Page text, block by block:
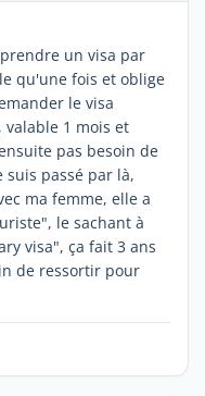
un visa par
qu'une fois et oblige
le visa
1 mois et
pas besoin de
passé par là,
ma femme, elle a
le sachant à
visa", ça fait 3 ans
de ressortir pour